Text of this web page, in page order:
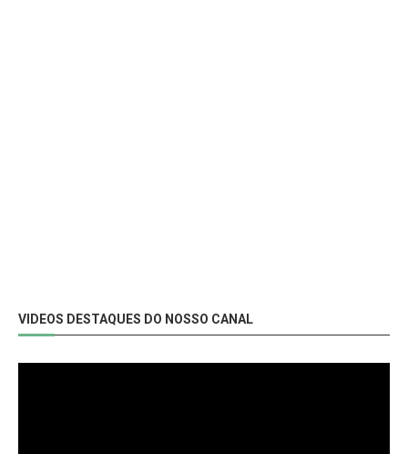
VIDEOS DESTAQUES DO NOSSO CANAL